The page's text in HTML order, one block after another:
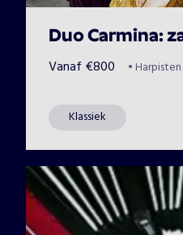
Duo Carmina:
Vanaf €800 • Harpisten
Klassiek